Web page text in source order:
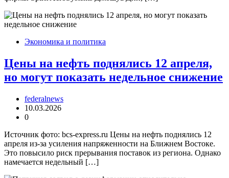
Экономика и политика
Цены на нефть поднялись 12 апреля,
но могут показать недельное снижение
federalnews
10.03.2026
0
Источник фото: bcs-express.ru Цены на нефть поднялись 12
апреля из-за усиления напряженности на Ближнем Востоке.
Это повысило риск прерывания поставок из региона. Однако
намечается недельный […]